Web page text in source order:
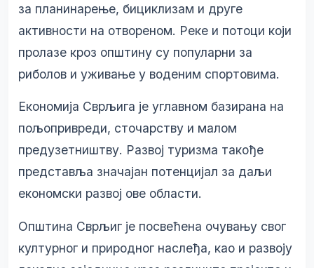
за планинарење, бициклизам и друге
активности на отвореном. Реке и потоци који
пролазе кроз општину су популарни за
риболов и уживање у воденим спортовима.
Економија Сврљига је углавном базирана на
пољопривреди, сточарству и малом
предузетништву. Развој туризма такође
представља значајан потенцијал за даљи
економски развој ове области.
Општина Сврљиг је посвећена очувању свог
културног и природног наслеђа, као и развоју